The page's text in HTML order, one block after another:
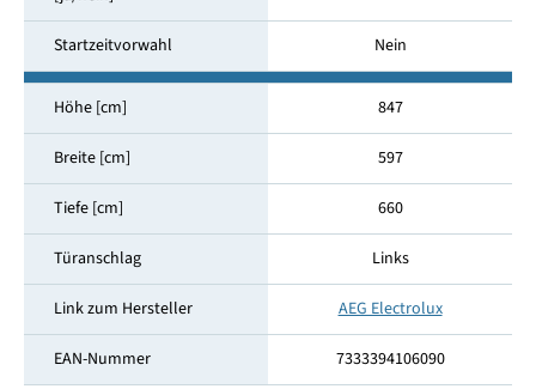
Startzeitvorwahl Nein
Höhe [cm] 847
Breite [cm] 597
Tiefe [cm] 660
Türanschlag Links
Link zum Hersteller AEG Electrolux
EAN-Nummer 7333394106090